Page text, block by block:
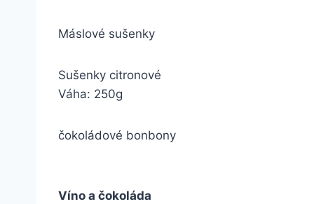
Máslové sušenky
Sušenky citronové
Váha: 250g
čokoládové bonbony
Víno a čokoláda